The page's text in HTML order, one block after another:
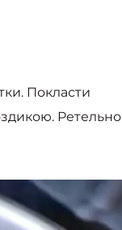
Покласти
Ретельно